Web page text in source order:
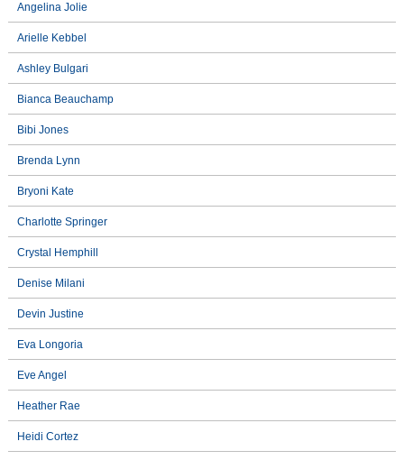
Angelina Jolie
Arielle Kebbel
Ashley Bulgari
Bianca Beauchamp
Bibi Jones
Brenda Lynn
Bryoni Kate
Charlotte Springer
Crystal Hemphill
Denise Milani
Devin Justine
Eva Longoria
Eve Angel
Heather Rae
Heidi Cortez